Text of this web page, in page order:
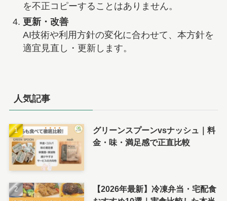
を不正コピーすることはありません。
更新・改善
AI技術や利用方針の変化に合わせて、本方針を
適宜見直し・更新します。
人気記事
グリーンスプーンvsナッシュ｜料
金・味・満足感で正直比較
【2026年最新】冷凍弁当・宅配食